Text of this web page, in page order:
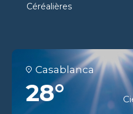
Céréalières
Casablanca
28°